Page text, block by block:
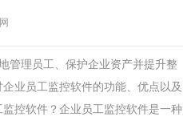
管理员工、保护企业资产并提升整
业员工监控软件的功能、优点以及
控软件？企业员工监控软件是一种